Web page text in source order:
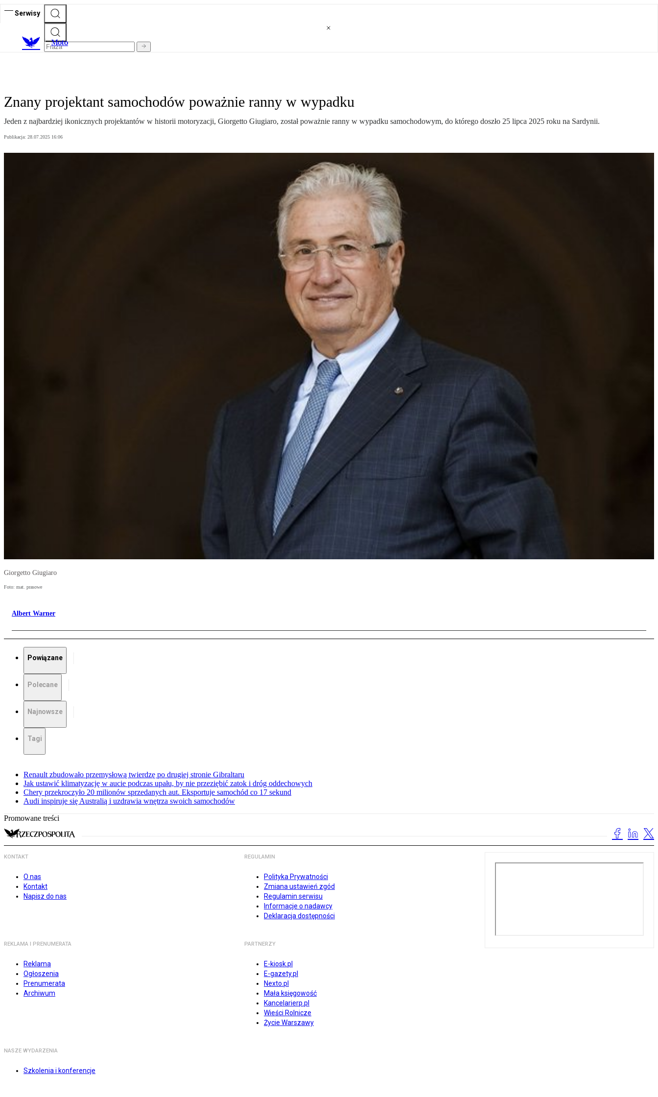
Serwisy
Moto
Znany projektant samochodów poważnie ranny w wypadku
Jeden z najbardziej ikonicznych projektantów w historii motoryzacji, Giorgetto Giugiaro, został poważnie ranny w wypadku samochodowym, do którego doszło 25 lipca 2025 roku na Sardynii.
Publikacja: 28.07.2025 16:06
Giorgetto Giugiaro
Foto: mat. prasowe
Albert Warner
Powiązane
Polecane
Najnowsze
Tagi
Renault zbudowało przemysłową twierdzę po drugiej stronie Gibraltaru
Jak ustawić klimatyzację w aucie podczas upału, by nie przeziębić zatok i dróg oddechowych
Chery przekroczyło 20 milionów sprzedanych aut. Eksportuje samochód co 17 sekund
Audi inspiruje się Australią i uzdrawia wnętrza swoich samochodów
Promowane treści
KONTAKT
O nas
Kontakt
Napisz do nas
REGULAMIN
Polityka Prywatności
Zmiana ustawień zgód
Regulamin serwisu
Informacje o nadawcy
Deklaracja dostępności
REKLAMA I PRENUMERATA
Reklama
Ogłoszenia
Prenumerata
Archiwum
PARTNERZY
E-kiosk.pl
E-gazety.pl
Nexto.pl
Mała księgowość
Kancelarierp.pl
Wieści Rolnicze
Życie Warszawy
NASZE WYDARZENIA
Szkolenia i konferencje